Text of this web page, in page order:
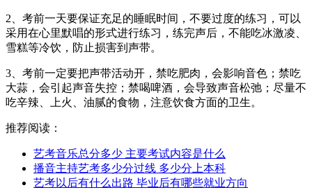
2、考前一天要保证充足的睡眠时间，不要过度的练习，可以
采用在心里默唱的形式进行练习，练完声后，不能吃冰激凌、
雪糕等冷饮，防止损害到声带。
3、考前一定要把声带活动开，禁吃肥肉，会影响音色；禁吃
大蒜，会引起声音失控；禁喝啤酒，会导致声音松弛；尽量不
吃辛辣、上火、油腻的食物，注意饮食方面的卫生。
推荐阅读：
艺考音乐总分多少 主要考试内容是什么
播音主持艺考多少分过线 多少分上本科
艺考以后有什么出路 毕业后有哪些就业方向